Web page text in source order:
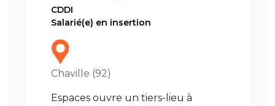
CDDI
Salarié(e) en insertion
Chaville (92)
Espaces ouvre un tiers-lieu à